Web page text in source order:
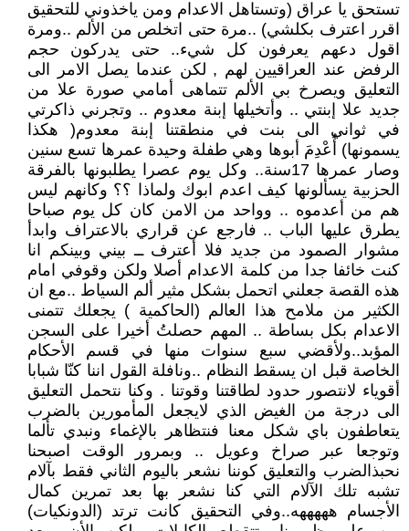
تستحق يا عراق (وتستاهل الاعدام ومن ياخذوني للتحقيق
اقرر اعترف بكلشي) ..مرة حتى اتخلص من الألم ..ومرة
اقول دعهم يعرفون كل شيء.. حتى يدركون حجم
الرفض عند العراقيين لهم , لكن عندما يصل الامر الى
التعليق ويصرخ بي الألم تتماهى أمامي صورة علا من
جديد علا إبنتي .. وأتخيلها إبنة معدوم .. وتجرني ذاكرتي
في ثواني الى بنت في منطقتنا إبنة معدوم( هكذا
يسمونها) أُعْدِمَ أبوها وهي طفلة وحيدة عمرها تسع سنين
وصار عمرها 17سنة.. وكل يوم عصرا يطلبونها بالفرقة
الحزبية يسألونها كيف اعدم ابوك ولماذا ؟؟ وكانهم ليس
هم من أعدموه .. وواحد من الامن كان كل يوم صباحا
يطرق عليها الباب .. فارجع عن قراري بالاعتراف وابدأ
مشوار الصمود من جديد فلا أعترف ــ بيني وبينكم انا
كنت خائفا جدا من كلمة الاعدام أصلا ولكن وقوفي امام
هذه القصة جعلني اتحمل بشكل مثير ألم السياط ..مع ان
الكثير من ملامح هذا العالم (الحاكمية ) يجعلك تتمنى
الاعدام بكل بساطة .. المهم حصلتُ أخيرا على السجن
المؤبد..ولأقضي سبع سنوات منها في قسم الأحكام
الخاصة قبل ان يسقط النظام ..ونافلة القول اننا كنّا شبابا
أقوياء لانتصور حدود لطاقتنا وقوتنا . وكنا نتحمل التعليق
الى درجة من الغيض الذي لايجعل المأمورين بالضرب
يتعاطفون باي شكل معنا فنتظاهر بالإغماء ونبدي تألما
وتوجعا عبر صراخ وعويل .. وبمرور الوقت اصبحنا
نحبذالضرب والتعليق كوننا نشعر باليوم الثاني فقط بآلام
تشبه تلك الآلام التي كنا نشعر بها بعد تمرين كمال
الأجسام هههههه..وفي التحقيق كانت ترتد (الدونكيات)